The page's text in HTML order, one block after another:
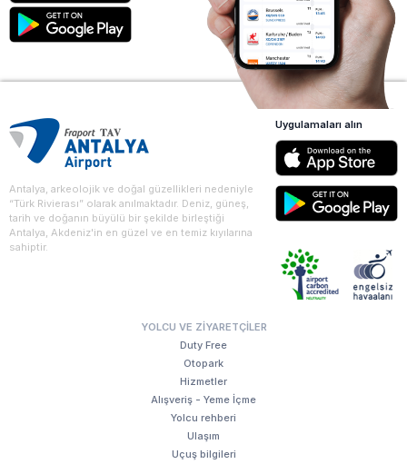
Antalya, arkeolojik ve doğal güzellikleri nedeniyle
“Türk Rivierası” olarak anılmaktadır. Deniz, güneş,
tarih ve doğanın büyülü bir şekilde birleştiği
Antalya, Akdeniz'in en güzel ve en temiz kıyılarına
sahiptir.
YOLCU VE ZIYARETÇILER
Duty Free
Otopark
Hizmetler
Alışveriş - Yeme İçme
Yolcu rehberi
Ulaşım
Uçuş bilgileri
Uygulamaları alın